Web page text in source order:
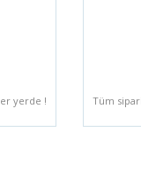
yerde ! Tüm